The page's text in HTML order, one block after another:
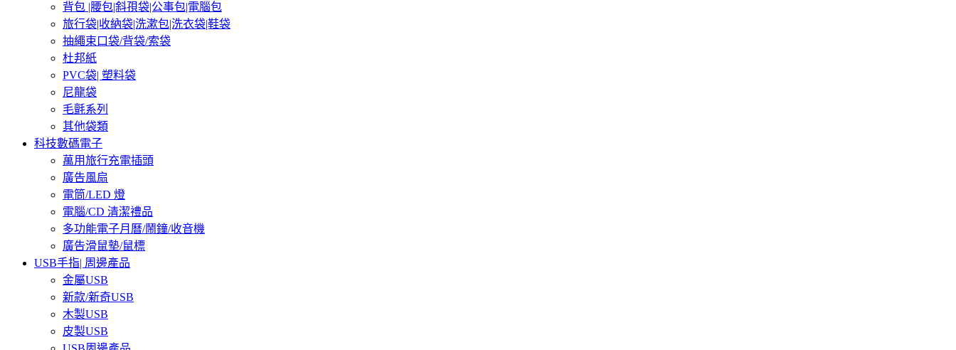
背包 |腰包|斜孭袋|公事包|電腦包
旅行袋|收納袋|洗漱包|洗衣袋|鞋袋
抽繩束口袋/背袋/索袋
杜邦紙
PVC袋| 塑料袋
尼龍袋
毛氈系列
其他袋類
科技數碼電子
萬用旅行充電插頭
廣告風扇
電筒/LED 燈
電腦/CD 清潔禮品
多功能電子月曆/鬧鐘/收音機
廣告滑鼠墊/鼠標
USB手指| 周邊產品
金屬USB
新款/新奇USB
木製USB
皮製USB